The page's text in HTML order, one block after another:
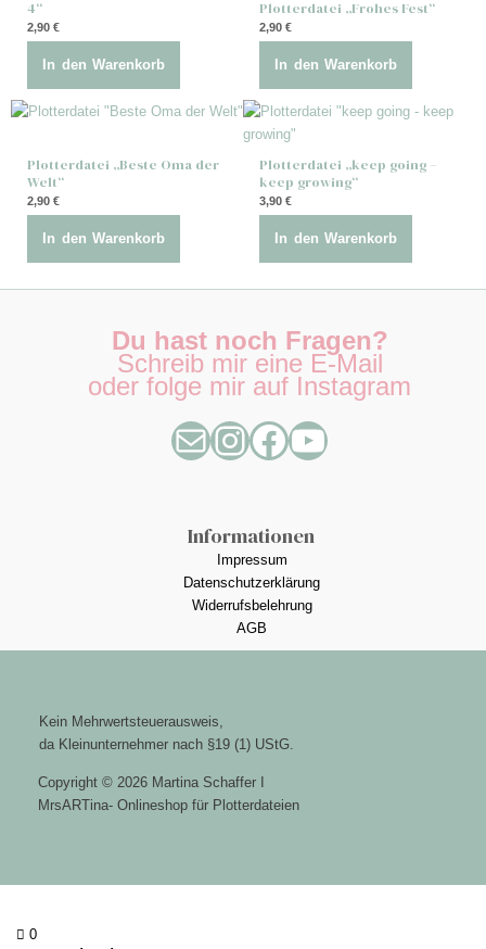
4“
2,90€
In den Warenkorb
Plotterdatei „Frohes Fest“
2,90€
In den Warenkorb
Plotterdatei „Beste Oma der
Welt“
2,90€
In den Warenkorb
Plotterdatei „keep going –
keep growing“
3,90€
In den Warenkorb
Du hast noch Fragen?
Schreib mir eine E-Mail
oder folge mir auf Instagram
E-MailInstagram
Facebook
YouTube
Informationen
Impressum
Datenschutzerklärung
Widerrufsbelehrung
AGB
Kein Mehrwertsteuerausweis,
da Kleinunternehmer nach §19 (1) UStG.
Copyright © 2026 Martina Schaffer I
MrsARTina- Onlineshop für Plotterdateien
0